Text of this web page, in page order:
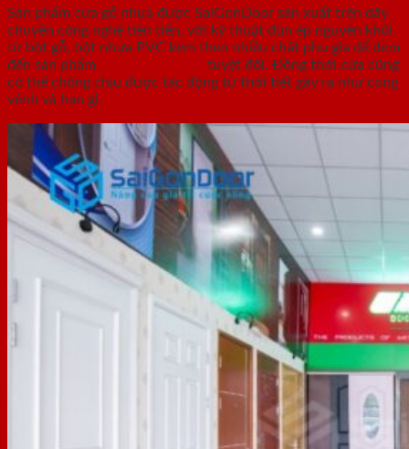
Sản phẩm cửa gỗ nhựa được SaiGonDoor sản xuất trên dây
chuyền công nghệ tiên tiến, với kỹ thuật đùn ép nguyên khối
từ bột gỗ, bột nhựa PVC kèm theo nhiều chất phụ gia để đem
đến sản phẩm
tuyệt đối. Đồng thời cửa cũng
có thể chống chịu được tác động từ thời tiết gây ra như cong
vênh và han gỉ.